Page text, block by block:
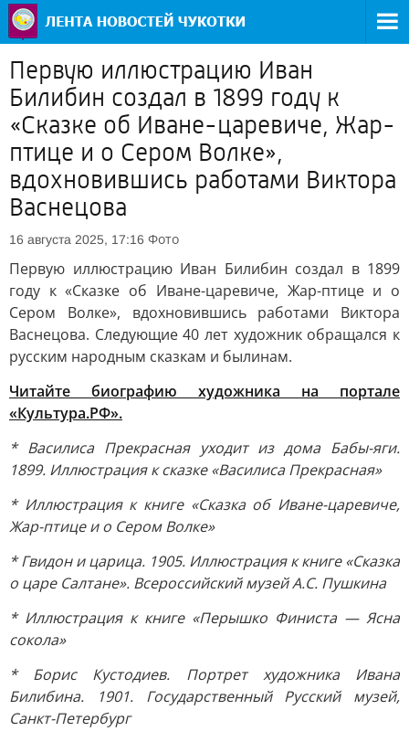
Первую иллюстрацию Иван
Билибин создал в 1899 году к
«Сказке об Иване-царевиче, Жар-
птице и о Сером Волке»,
вдохновившись работами Виктора
Васнецова
16 августа 2025, 17:16 Фото
Первую иллюстрацию Иван Билибин создал в 1899
году к «Сказке об Иване-царевиче, Жар-птице и о
Сером Волке», вдохновившись работами Виктора
Васнецова. Следующие 40 лет художник обращался к
русским народным сказкам и былинам.
Читайте биографию художника на портале
«Культура.РФ».
* Василиса Прекрасная уходит из дома Бабы-яги.
1899. Иллюстрация к сказке «Василиса Прекрасная»
* Иллюстрация к книге «Сказка об Иване-царевиче,
Жар-птице и о Сером Волке»
* Гвидон и царица. 1905. Иллюстрация к книге «Сказка
о царе Салтане». Всероссийский музей А.С. Пушкина
* Иллюстрация к книге «Перышко Финиста — Ясна
сокола»
* Борис Кустодиев. Портрет художника Ивана
Билибина. 1901. Государственный Русский музей,
Санкт-Петербург